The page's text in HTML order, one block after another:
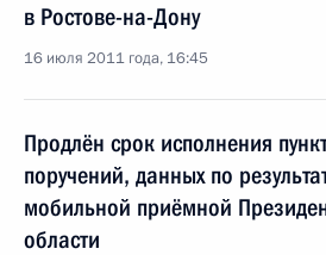
в Ростове-на-Дону
16 июля 2011 года, 16:45
Продлён срок исполнения
поручений, данных по
мобильной приёмной
области